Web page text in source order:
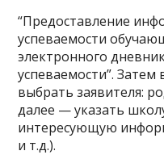
“Предоставление
успеваемости
электронного
успеваемости”.
выбрать заявителя:
далее — указать
интересующую
и т.д.).